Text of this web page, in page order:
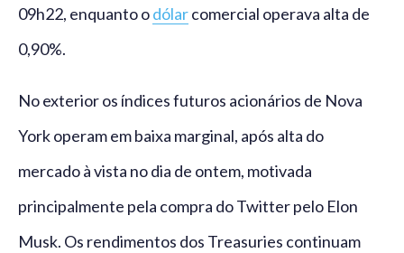
09h22, enquanto odólarcomercial operava alta de
0,90%.
No exterior os índices futuros acionários de Nova
York operam em baixa marginal, após alta do
mercado à vista no dia de ontem, motivada
principalmente pela compra do Twitter pelo Elon
Musk. Os rendimentos dos Treasuries continuam